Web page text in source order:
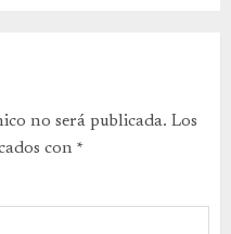
no será publicada. Los
con *